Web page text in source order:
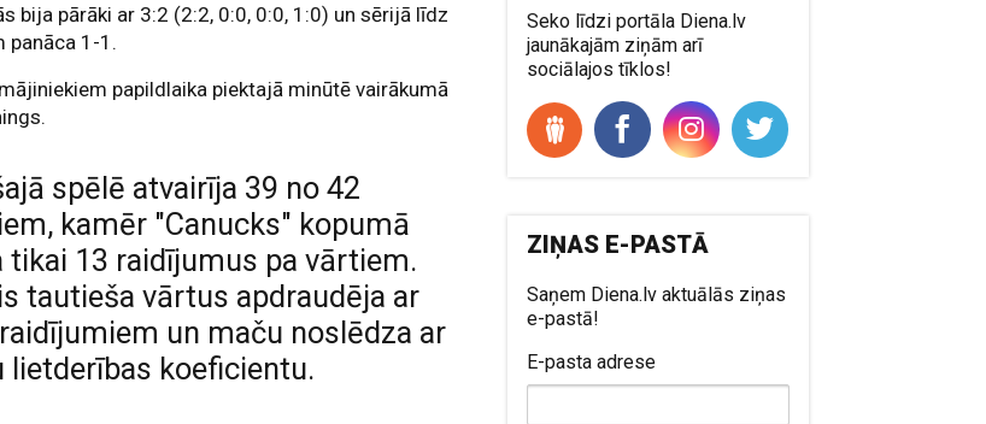
bija pārāki ar 3:2 (2:2, 0:0, 0:0, 1:0) un sērijā līdz
panāca 1-1.
papildlaika piektajā minūtē vairākumā
spēlē atvairīja 39 no 42
kamēr "Canucks" kopumā
tikai 13 raidījumus pa vārtiem.
tautieša vārtus apdraudēja ar
un maču noslēdza ar
lietderības koeficientu.
Seko līdzi portāla Diena.lv
jaunākajām ziņām arī
sociālajos tīklos!
ZIŅAS E-PASTĀ
Saņem Diena.lv aktuālās ziņas
e-pastā!
E-pasta adrese